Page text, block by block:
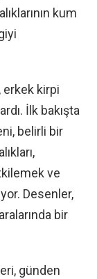
kum
erkek kirpi
İlk bakışta
belirli bir
ve
Desenler,
bir
günden